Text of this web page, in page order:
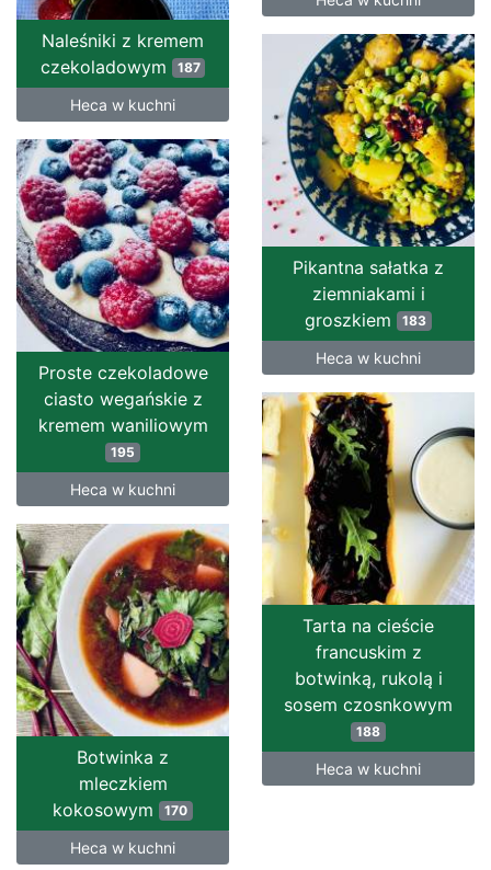
Naleśniki z kremem
czekoladowym
187
Heca w kuchni
Pikantna sałatka z
ziemniakami i
groszkiem 183
Heca w kuchni
Proste czekoladowe
ciasto wegańskie z
kremem waniliowym
195
Heca w kuchni
Tarta na cieście
francuskim z
botwinką, rukolą i
sosem czosnkowym
188
Heca w kuchni
Botwinka z
mleczkiem
kokosowym 170
Heca w kuchni